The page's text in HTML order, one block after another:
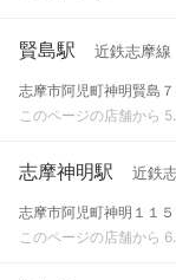
賢島駅 近鉄志摩線
志摩市阿児町神明賢島
このページの店舗から
志摩神明駅 近鉄
志摩市阿児町神明１１
このページの店舗から